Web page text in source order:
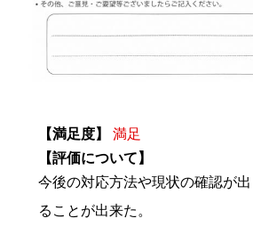
【満足度】
満足
【評価について】
今後の対応方法や現状の確認が
ることが出来た。